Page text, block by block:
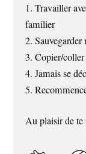
1. Travailler
familier
2.
3. Copier/
4. Jamais se
5.
Au plaisir de te